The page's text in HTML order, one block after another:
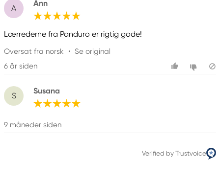
A
Ann
Lærrederne fra Panduro er rigtig gode!
Oversat fra norsk • Se original
6 år siden
S
Susana
9 måneder siden
Verified by Trustvoice